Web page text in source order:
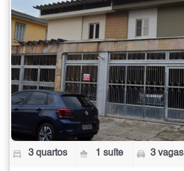
3 quartos 1 suíte 3 vagas